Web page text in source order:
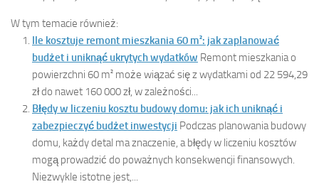
W tym temacie również:
Ile kosztuje remont mieszkania 60 m²: jak zaplanować
budżet i uniknąć ukrytych wydatków Remont mieszkania o
powierzchni 60 m² może wiązać się z wydatkami od 22 594,29
zł do nawet 160 000 zł, w zależności...
Błędy w liczeniu kosztu budowy domu: jak ich uniknąć i
zabezpieczyć budżet inwestycji Podczas planowania budowy
domu, każdy detal ma znaczenie, a błędy w liczeniu kosztów
mogą prowadzić do poważnych konsekwencji finansowych.
Niezwykle istotne jest,...